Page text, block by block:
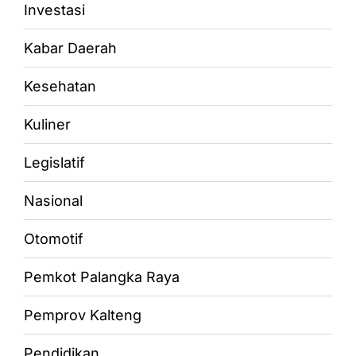
Investasi
Kabar Daerah
Kesehatan
Kuliner
Legislatif
Nasional
Otomotif
Pemkot Palangka Raya
Pemprov Kalteng